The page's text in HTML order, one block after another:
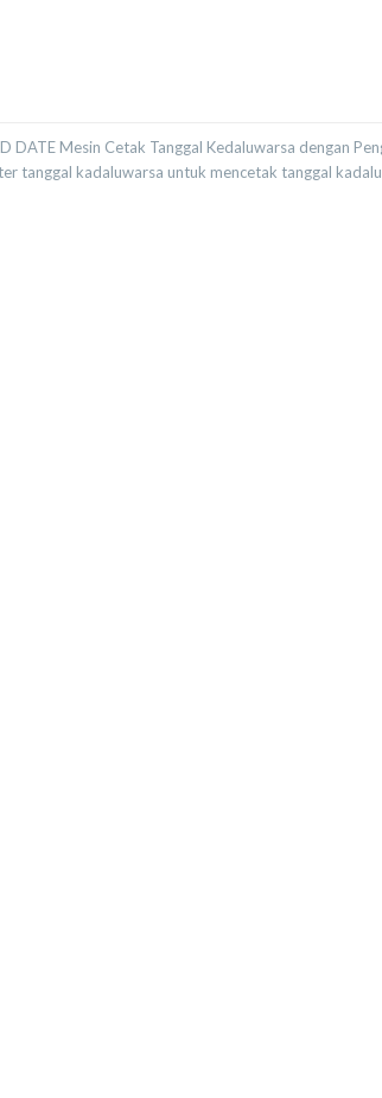
DATE Mesin Cetak Tanggal Kedaluwarsa dengan
tanggal kadaluwarsa untuk mencetak tanggal